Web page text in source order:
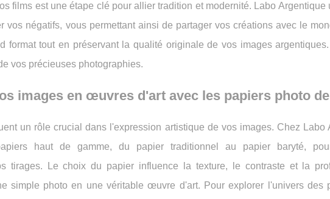
films est une étape clé pour allier tradition et modernité. Labo
vos négatifs, vous permettant ainsi de partager vos créations avec le
format tout en préservant la qualité originale de vos images
vos précieuses photographies.
images en œuvres d'art avec les papiers photo
un rôle crucial dans l'expression artistique de vos images. Chez Labo
haut de gamme, du papier traditionnel au papier baryté,
tirages. Le choix du papier influence la texture, le contraste et la
simple photo en une véritable œuvre d'art. Pour explorer l'univers des